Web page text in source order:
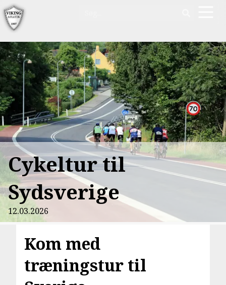
Cykeltur til
Sydsverige
12.03.2026
Kom med
træningstur til